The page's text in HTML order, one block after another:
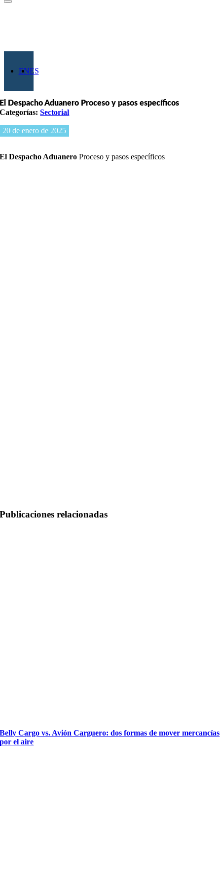
ENES
El Despacho Aduanero Proceso y pasos específicos
Categorías:Sectorial
20 de enero de 2025
El Despacho AduaneroProceso y pasos específicos
Publicaciones relacionadas
Belly Cargo vs. Avión Carguero: dos formas de mover mercancías
por el aire